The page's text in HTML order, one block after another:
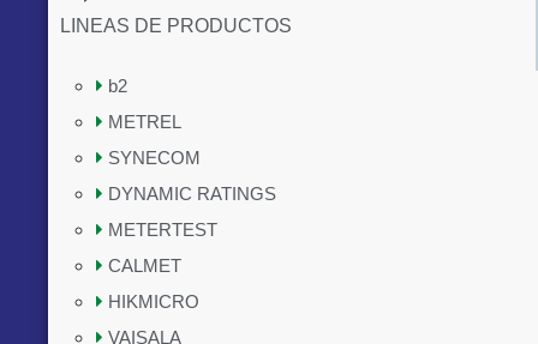
LINEAS DE PRODUCTOS
b2
METREL
SYNECOM
DYNAMIC RATINGS
METERTEST
CALMET
HIKMICRO
VAISALA